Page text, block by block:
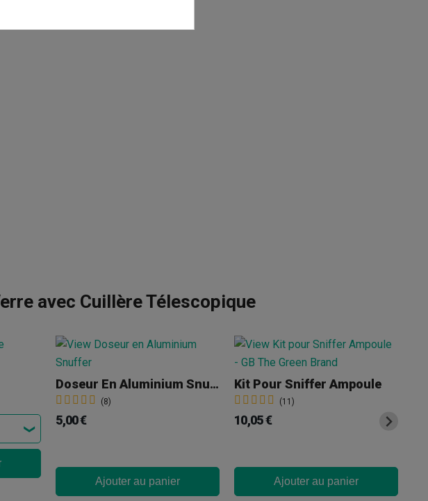
avec Cuillère Télescopique
Doseur En Aluminium Snuffer
(8)
5,00 €
Ajouter au panier
Kit Pour Sniffer Ampoule
(11)
10,05 €
Ajouter au panier